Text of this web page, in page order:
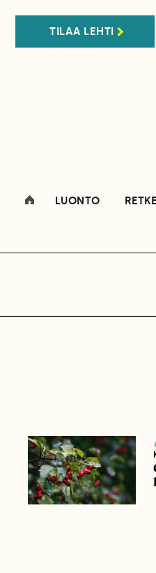
TILAA LEHTI
LUONTO